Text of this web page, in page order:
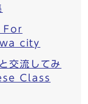
For
city
交流してみ
Class